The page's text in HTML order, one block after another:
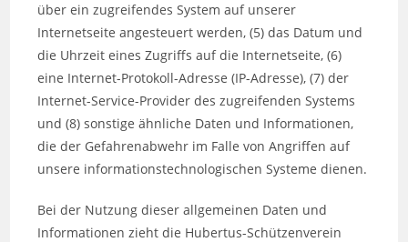
über ein zugreifendes System auf unserer
Internetseite angesteuert werden, (5) das Datum und
die Uhrzeit eines Zugriffs auf die Internetseite, (6)
eine Internet-Protokoll-Adresse (IP-Adresse), (7) der
Internet-Service-Provider des zugreifenden Systems
und (8) sonstige ähnliche Daten und Informationen,
die der Gefahrenabwehr im Falle von Angriffen auf
unsere informationstechnologischen Systeme dienen.
Bei der Nutzung dieser allgemeinen Daten und
Informationen zieht die Hubertus-Schützenverein